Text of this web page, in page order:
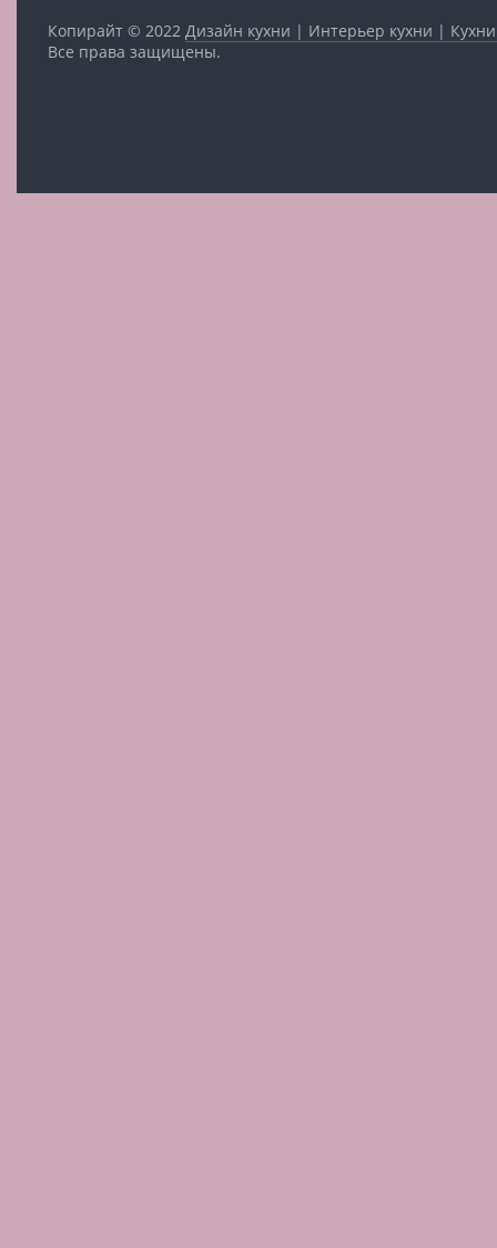
Копирайт © 2022 Дизайн кухни | Интерьер кухни |
Все права защищены.